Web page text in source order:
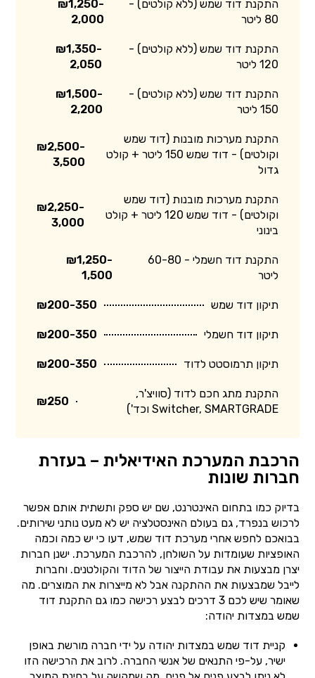
התקנת דוד שמש (ללא קולטים) -
80 ליטר
₪1,250-
2,000
התקנת דוד שמש (ללא קולטים) -
120 ליטר
₪1,350-
2,050
התקנת דוד שמש (ללא קולטים) -
150 ליטר
₪1,500-
2,200
התקנת מערכות מובנות (דוד שמש
וקולטים) - דוד שמש 150 ליטר + קולט
גדול
₪2,500-
3,500
התקנת מערכות מובנות (דוד שמש
וקולטים) - דוד שמש 120 ליטר + קולט
בינוני
₪2,250-
3,000
התקנת דוד חשמלי - 60-80
ליטר
₪1,250-
1,500
תיקון דוד שמש ₪200-350
תיקון דוד חשמלי ₪200-350
תיקון תרמוסטט לדוד ₪200-350
התקנת מתג חכם לדוד (סוויצ'ר,
Switcher, SMARTGRADE וכד')
₪250
הרכבת המערכת האידיאלית – בעזרת
חברות שונות
בדיוק כמו בתחום האינטרנט, שם יש ספק ותשתית אותם אפשר
לרכוש בנפרד, גם בעולם האינסטלציה יש לא מעט נותני שירותים.
בבואכם לחפש אחרי מערכת דוד שמש, דעו כי יש כמה וכמה
האופציות שעומדות על השולחן, להרכבת המערכת. ישנן חברות
יצרן מבצעות את עבודת הייצור של הדוד והקולטנים. וחברות
לייבל שמבצעות את ההתקנה אבל לא מייצרות את המוצרים. מה
שאומר שיש לכם 3 דרכים לבצע רכישה כמו גם התקנת דוד
שמש במצדות יהודה:
קניית דוד שמש במצדות יהודה על ידי חברה מורשת באופן
ישיר, על-פי התנאים של אנשי החברה. לרוב את הרכישה הזו